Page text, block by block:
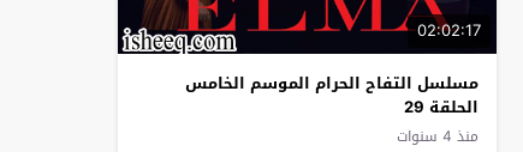
02:02:17
مسلسل التفاح الحرام الموسم الخامس
الحلقة 29
منذ 4 سنوات